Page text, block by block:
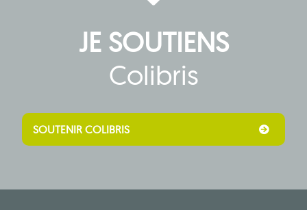
JE SOUTIENS
Colibris
SOUTENIR COLIBRIS